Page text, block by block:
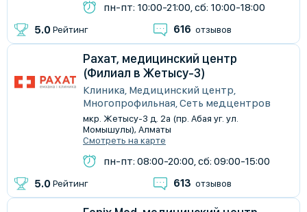
пн-пт: 10:00-21:00, сб: 10:00-18:00
5.0 Рейтинг 616 отзывов
Рахат, медицинский центр
(Филиал в Жетысу-3)
Клиника, Медицинский центр,
Многопрофильная, Сеть медцентров
мкр. Жетысу-3 д. 2а (пр. Абая уг. ул.
Момышулы), Алматы
Смотреть на карте
пн-пт: 08:00-20:00, сб: 09:00-15:00
5.0 Рейтинг 613 отзывов